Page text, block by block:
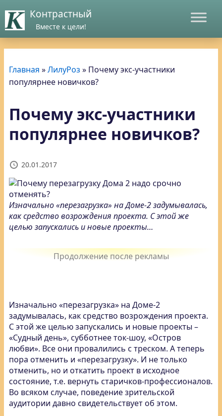
Контрастный
Вместе к цели!
Главная »ЛилуРоз » Почему экс-участники
популярнее новичков?
Почему экс-участники
популярнее новичков?
20.01.2017
Изначально «перезагрузка» на Доме-2 задумывалась,
как средство возрождения проекта. С этой же
целью запускались и новые проекты…
Изначально «перезагрузка» на Доме-2
задумывалась, как средство возрождения проекта.
С этой же целью запускались и новые проекты –
«Судный день», субботнее ток-шоу, «Остров
любви». Все они провалились с треском. А теперь
пора отменить и «перезагрузку». И не только
отменить, но и откатить проект в исходное
состояние, т.е. вернуть старичков-профессионалов.
Во всяком случае, поведение зрительской
аудитории давно свидетельствует об этом.